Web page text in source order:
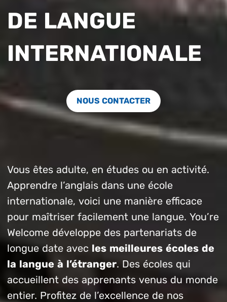
DE LANGUE
INTERNATIONALE
NOUS CONTACTER
Vous êtes adulte, en études ou en activité.
Apprendre l’anglais dans une école
internationale, voici une manière efficace
pour maîtriser facilement une langue. You’re
Welcome développe des partenariats de
longue date avec les meilleures écoles de
la langue à l’étranger. Des écoles qui
accueillent des apprenants venus du monde
entier. Profitez de l’excellence de nos